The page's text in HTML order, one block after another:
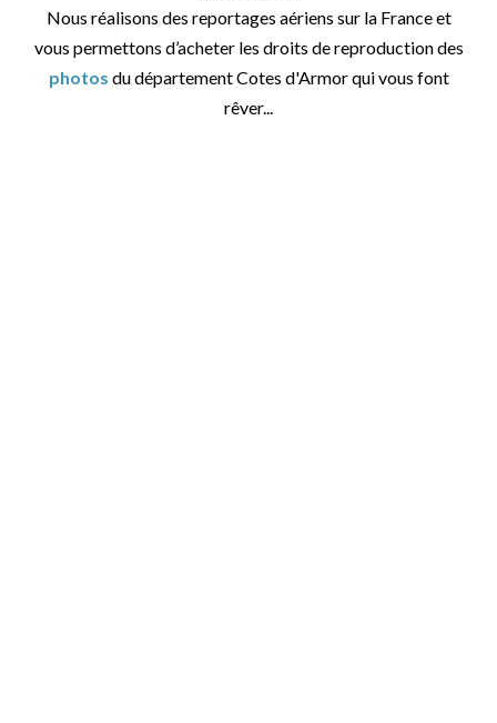
Nous réalisons des reportages aériens sur la France et
vous permettons d’acheter les droits de reproduction des
photos du département Cotes d'Armor qui vous font
rêver...